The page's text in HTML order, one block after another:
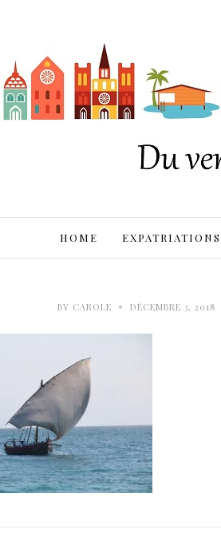
HOME EXPATRIATIONS
BY CAROLE • DÉCEMBRE 3, 2018